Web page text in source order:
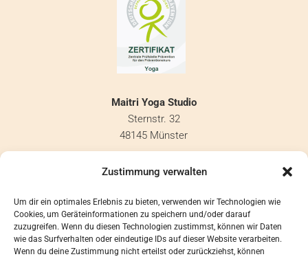
Zustimmung verwalten
Um dir ein optimales Erlebnis zu bieten, verwenden wir Technologien wie
Cookies, um Geräteinformationen zu speichern und/oder darauf
zuzugreifen. Wenn du diesen Technologien zustimmst, können wir Daten
wie das Surfverhalten oder eindeutige IDs auf dieser Website verarbeiten.
Wenn du deine Zustimmung nicht erteilst oder zurückziehst, können
Maitri Yoga Studio
Sternstr. 32
48145 Münster
KONTAKT
IMPRESSUM
DATENSCHUTZ
COOKIE HINWEISE